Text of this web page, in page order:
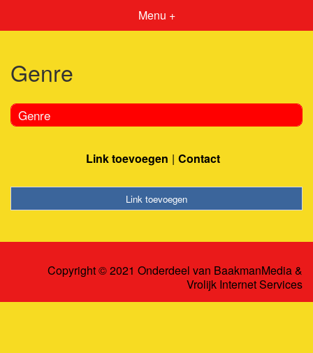
Menu +
Genre
Genre
Link toevoegen Contact
Link toevoegen
Copyright © 2021 Onderdeel van BaakmanMedia&
Vrolijk Internet Services